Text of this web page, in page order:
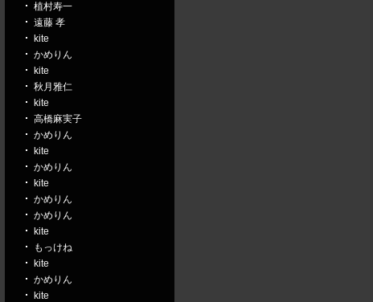
植村寿一
遠藤 孝
kite
かめりん
kite
秋月雅仁
kite
高橋麻実子
かめりん
kite
かめりん
kite
かめりん
かめりん
kite
もっけね
kite
かめりん
kite